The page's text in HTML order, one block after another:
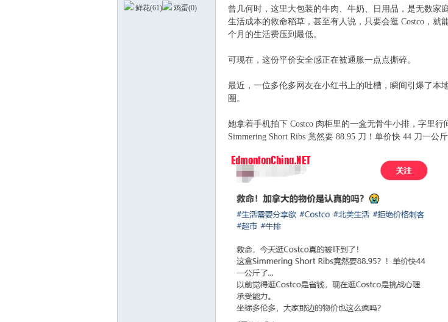
鲜花(61) 鸡蛋(0)
曾几何时，这里大包装的牛肉、牛奶、日用品，是无数家
生活成本的救命稻草，甚至有人说，只要会逛 Costco，就
个月的生活费压到最低。
可现在，这份平价安全感正在被通胀一点点撕碎。
最近，一位多伦多网友在小红书上的吐槽，瞬间引爆了本
圈。
她拿着手机拍下 Costco 肉柜里的一盒无骨牛小排，字里
Simmering Short Ribs 竟然要 88.95 刀！单价快 44 刀一